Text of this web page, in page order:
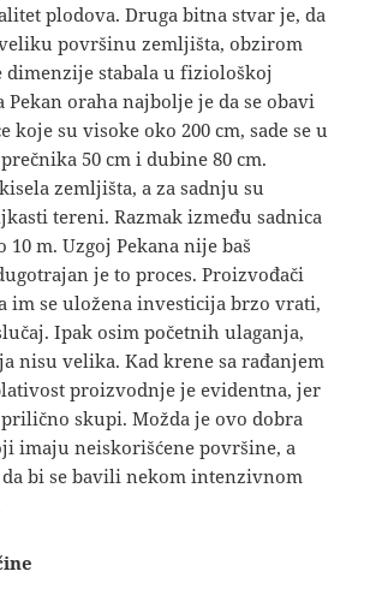
plodova. Druga bitna stvar je, da
površinu zemljišta, obzirom
dimenzije stabala u fiziološkoj
Pekan oraha najbolje je da se obavi
koje su visoke oko 200 cm, sade se u
50 cm i dubine 80 cm.
zemljišta, a za sadnju su
tereni. Razmak između sadnica
m. Uzgoj Pekana nije baš
je to proces. Proizvođači
im se uložena investicija brzo vrati,
Ipak osim početnih ulaganja,
nisu velika. Kad krene sa rađanjem
proizvodnje je evidentna, jer
skupi. Možda je ovo dobra
imaju neiskorišćene površine, a
bi se bavili nekom intenzivnom